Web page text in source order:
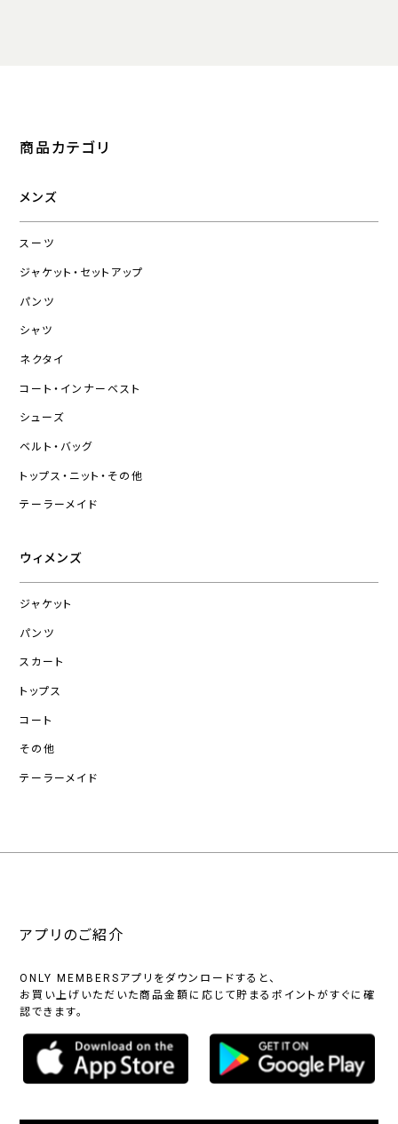
商品カテゴリ
メンズ
スーツ
ジャケット・セットアップ
パンツ
シャツ
ネクタイ
コート・インナーベスト
シューズ
ベルト・バッグ
トップス・ニット・その他
テーラーメイド
ウィメンズ
ジャケット
パンツ
スカート
トップス
コート
その他
テーラーメイド
アプリのご紹介
ONLY MEMBERSアプリをダウンロードすると、
お買い上げいただいた商品金額に応じて貯まるポイントがすぐに確
認できます。